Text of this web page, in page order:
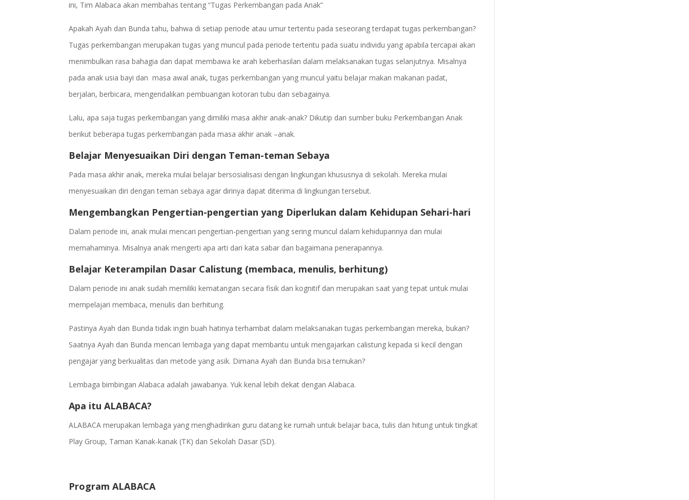
ini, Tim Alabaca akan membahas tentang “Tugas Perkembangan pada Anak”
Apakah Ayah dan Bunda tahu, bahwa di setiap periode atau umur tertentu pada seseorang terdapat tugas perkembangan?
Tugas perkembangan merupakan tugas yang muncul pada periode tertentu pada suatu individu yang apabila tercapai akan
menimbulkan rasa bahagia dan dapat membawa ke arah keberhasilan dalam melaksanakan tugas selanjutnya. Misalnya
pada anak usia bayi dan masa awal anak, tugas perkembangan yang muncul yaitu belajar makan makanan padat,
berjalan, berbicara, mengendalikan pembuangan kotoran tubu dan sebagainya.
Lalu, apa saja tugas perkembangan yang dimiliki masa akhir anak-anak? Dikutip dari sumber buku Perkembangan Anak
berikut beberapa tugas perkembangan pada masa akhir anak –anak.
Belajar Menyesuaikan Diri dengan Teman-teman Sebaya
Pada masa akhir anak, mereka mulai belajar bersosialisasi dengan lingkungan khususnya di sekolah. Mereka mulai
menyesuaikan diri dengan teman sebaya agar dirinya dapat diterima di lingkungan tersebut.
Mengembangkan Pengertian-pengertian yang Diperlukan dalam Kehidupan Sehari-hari
Dalam periode ini, anak mulai mencari pengertian-pengertian yang sering muncul dalam kehidupannya dan mulai
memahaminya. Misalnya anak mengerti apa arti dari kata sabar dan bagaimana penerapannya.
Belajar Keterampilan Dasar Calistung (membaca, menulis, berhitung)
Dalam periode ini anak sudah memiliki kematangan secara fisik dan kognitif dan merupakan saat yang tepat untuk mulai
mempelajari membaca, menulis dan berhitung.
Pastinya Ayah dan Bunda tidak ingin buah hatinya terhambat dalam melaksanakan tugas perkembangan mereka, bukan?
Saatnya Ayah dan Bunda mencari lembaga yang dapat membantu untuk mengajarkan calistung kepada si kecil dengan
pengajar yang berkualitas dan metode yang asik. Dimana Ayah dan Bunda bisa temukan?
Lembaga bimbingan Alabaca adalah jawabanya. Yuk kenal lebih dekat dengan Alabaca.
Apa itu ALABACA?
ALABACA merupakan lembaga yang menghadirikan guru datang ke rumah untuk belajar baca, tulis dan hitung untuk tingkat
Play Group, Taman Kanak-kanak (TK) dan Sekolah Dasar (SD).
Program ALABACA